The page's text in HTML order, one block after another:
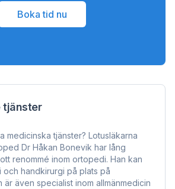
Boka tid nu
tjänster
medicinska tjänster? Lotusläkarna
Dr Håkan Bonevik har lång
renommé inom ortopedi. Han kan
handkirurgi på plats på
är även specialist inom allmänmedicin